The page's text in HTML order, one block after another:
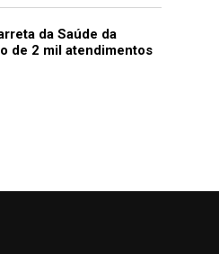
da Saúde da
de 2 mil atendimentos